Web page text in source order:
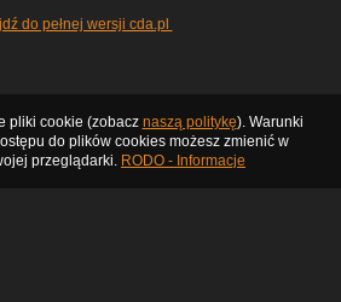
do pełnej wersji cda.pl
pliki cookie (zobacz naszą politykę). Warunki
do plików cookies możesz zmienić w
przeglądarki. RODO - Informacje